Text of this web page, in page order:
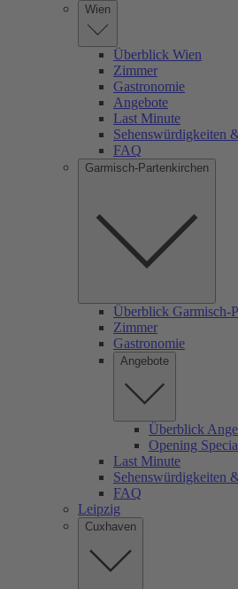
Wien
Überblick Wien
Zimmer
Gastronomie
Angebote
Last Minute
Sehenswürdigkeiten
FAQ
Garmisch-Partenkirchen
Überblick Garmisch-
Zimmer
Gastronomie
Angebote
Überblick
Opening
Last Minute
Sehenswürdigkeiten
FAQ
Leipzig
Cuxhaven